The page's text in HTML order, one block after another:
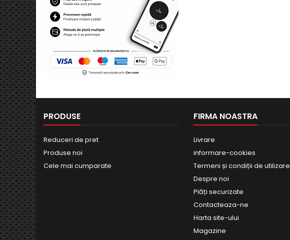
PRODUSE
Reduceri de pret
Produse noi
Cele mai cumparate
FIRMA NOASTRA
Livrare
informare-cookies
Termeni și condiții de utilizare
Despre noi
Plăți securizate
Contacteaza-ne
Harta site-ului
Magazine